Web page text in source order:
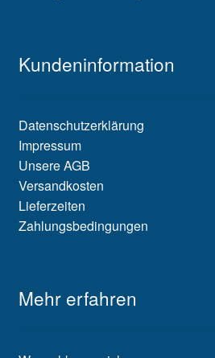
Kundeninformation
Datenschutzerklärung
Impressum
Unsere AGB
Versandkosten
Lieferzeiten
Zahlungsbedingungen
Mehr erfahren